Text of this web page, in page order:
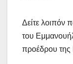
Δείτε λοιπόν
του
προέδρου